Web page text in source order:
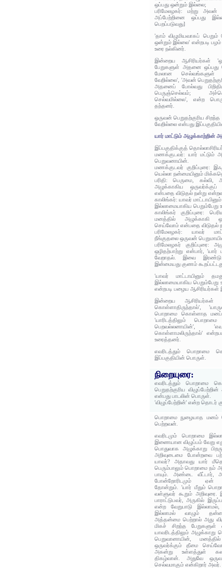
ஒப்பது ஒன்றும் இல்லை;
பரிமேலழகர்: மற்று அவன்
அப்பேற்றினை ஒப்பது
பெறப்படுவது]
'தாம் விழுமியவாகப்
ஒன்றும் இல்லை' என்றபடி பழம்
உரை நல்கினர்.
இன்றைய ஆசிரியர்கள்
பேறுகளுள் அதனை ஒப்பது
மேலான செல்வங்களுள்
வேறில்லை', 'அவன்
அதனைப் போல்வது
பெருஞ்செல்வம்;
செல்வமில்லை', என்ற
தந்தனர்.
ஒருவன் பெறுதற்குரிய
வேறில்லை என்பது
யார் மாட்டும் அழுக்காற்றின்
இப்பகுதிக்குத்
மணக்குடவர்: யார் மட்டும்
பெறுவனாயின்.
மணக்குடவர் குறிப்புரை:
யெல்லா நன்மையினும்
பரிதி: பெருமை, கல்வி,
அழுக்காகிய
என்பதை விடுதல் நன்று
காலிங்கர்: யாவர்
இல்லாமையாகிய பெறும்பேறு
காலிங்கர் குறிப்புரை:
மனத்தில் அழுக்காகி
செய்வோம் என்பதை விடுதல்
பரிமேலழகர்: யாவர்
நீங்குதலை ஒருவன்
பரிமேலழகர் குறிப்புரை:
ஒழிதற்பாற்று என்பார்,
வேறாதல். இவை இரண்டு
இன்மையது குணம்
'யாவர் மாட்டாயினும்
இல்லாமையாகிய பெறும்பேறு
என்றபடி பழைய ஆசிரியர்கள்
இன்றைய ஆசிரியர்கள்
கொள்ளாதிருந்தால்',
பொறாமை கொள்ளாத
'யாரிடத்திலும்
பெறவல்லனாயின்',
கொள்ளாமலிருந்தால்'
உரைத்தனர்.
எவரிடத்தும் பொறாமை
இப்பகுதியின் பொருள்.
நிறையுரை:
எவரிடத்தும் பொறாமை
பெறுதற்குரிய
என்பது பாடலின் பொருள்.
'விழுப்பேற்றின்' என்ற தொடர்
பொறாமை நுழையாத மனம்
பெற்றவன்.
எவரிடமும் பொறாமை
இணையான விழுப்பம் வேறு
பொதுவாக அழுக்காறு
அறிவுடைமை போன்றவை
யாவர்? அதாவது யார்
பெரும்பாலும் பொறாமை நம்
பாயும். அண்டை வீட்டார்,
போன்றோரிடமும் ஏன்
தோன்றும். 'யார் மீதும்
வள்ளுவர் கூறும்
பாராட்டுபவர், அருகில்
என்ற வேறுபாடு இல்லாமல்,
இல்லாமல் வாழும்
அத்தன்மை பெற்றால் அது
மிகச் சிறந்த பேறுகளுள்
யாவரிடத்திலும்
பெறுவானாயின்,
ஒருவர்க்கும் தீமை
அகன்று உள்ளத்துள்
திகழ்வான். அதுவே
செல்வமாகும்‌ என்கிறார் அவர்.